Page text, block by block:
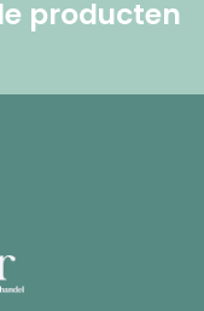
producten